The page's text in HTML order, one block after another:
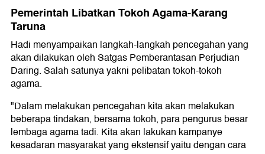
Pemerintah Libatkan Tokoh Agama-Karang
Taruna
Hadi menyampaikan langkah-langkah pencegahan yang
akan dilakukan oleh Satgas Pemberantasan Perjudian
Daring. Salah satunya yakni pelibatan tokoh-tokoh
agama.
"Dalam melakukan pencegahan kita akan melakukan
beberapa tindakan, bersama tokoh, para pengurus besar
lembaga agama tadi. Kita akan lakukan kampanye
kesadaran masyarakat yang ekstensif yaitu dengan cara